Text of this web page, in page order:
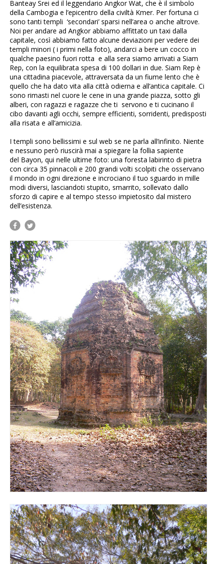
Banteay Srei ed il leggendario Angkor Wat, che è il simbolo
della Cambogia e l’epicentro della civiltà Kmer. Per fortuna ci
sono tanti templi ‘secondari’ sparsi nell’area o anche altrove.
Noi per andare ad Angkor abbiamo affittato un taxi dalla
capitale, così abbiamo fatto alcune deviazioni per vedere dei
templi minori ( i primi nella foto), andarci a bere un cocco in
qualche paesino fuori rotta e alla sera siamo arrivati a Siam
Rep, con la equilibrata spesa di 100 dollari in due. Siam Rep è
una cittadina piacevole, attraversata da un fiume lento che è
quello che ha dato vita alla città odierna e all’antica capitale. Ci
sono rimasti nel cuore le cene in una grande piazza, sotto gli
alberi, con ragazzi e ragazze che ti servono e ti cucinano il
cibo davanti agli occhi, sempre efficienti, sorridenti, predisposti
alla risata e all’amicizia.
I templi sono bellissimi e sul web se ne parla all’infinito. Niente
e nessuno però riuscirà mai a spiegare la follia sapiente
del Bayon, qui nelle ultime foto: una foresta labirinto di pietra
con circa 35 pinnacoli e 200 grandi volti scolpiti che osservano
il mondo in ogni direzione e incrociano il tuo sguardo in mille
modi diversi, lasciandoti stupito, smarrito, sollevato dallo
sforzo di capire e al tempo stesso impietosito dal mistero
dell’esistenza.